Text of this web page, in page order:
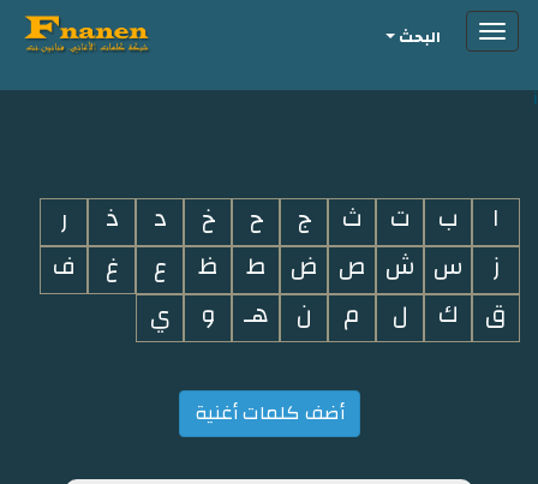
i
Toggleالبحث
ا ب ت ث ج ح خ د ذ
ر
ز
س ش ص ض ط ظ ع غ
ف
ق
ك ل م ن هـ و ي
أضف كلمات أغنية